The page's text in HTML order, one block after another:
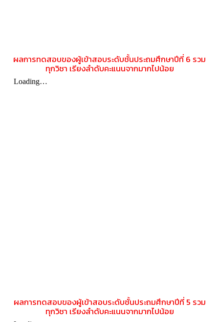
ผลการทดสอบของผู้เข้าสอบระดับชั้นประถมศึกษาปีที่ 6 รวม
ทุกวิชา เรียงลำดับคะแนนจากมากไปน้อย
ผลการทดสอบของผู้เข้าสอบระดับชั้นประถมศึกษาปีที่ 5 รวม
ทุกวิชา เรียงลำดับคะแนนจากมากไปน้อย